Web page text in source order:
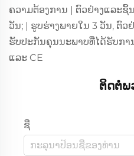
ຄວາມຕ້ອງການ | ຕົວຢ່າງແລະ
ວັນ; | ຮູບຮ່າງພາຍໃນ 3 ວັນ, ຕົວ
ຮັບປະກັນຄຸນນະພາບທີ່ໄດ້ຮັບກາ
ແລະ CE
ຕິດຕໍ່ພ
ຊື່